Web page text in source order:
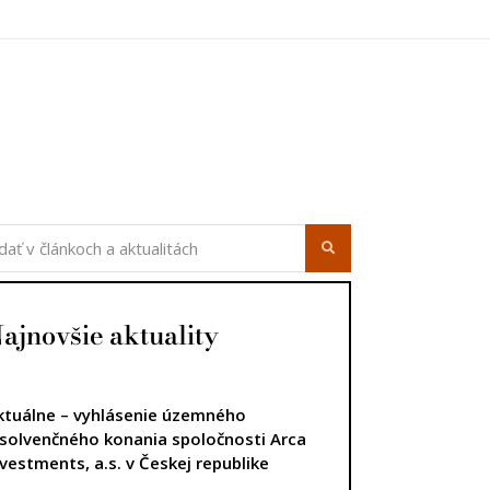
aktuality
– vyhlásenie územného
konania spoločnosti Arca
a.s. v Českej republike